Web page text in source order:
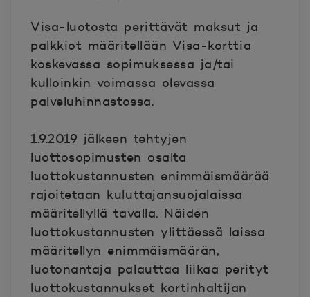
Visa-luotosta perittävät maksut ja
palkkiot määritellään Visa-korttia
koskevassa sopimuksessa ja/tai
kulloinkin voimassa olevassa
palveluhinnastossa.
1.9.2019 jälkeen tehtyjen
luottosopimusten osalta
luottokustannusten enimmäismäärää
rajoitetaan kuluttajansuojalaissa
määritellyllä tavalla. Näiden
luottokustannusten ylittäessä laissa
määritellyn enimmäismäärän,
luotonantaja palauttaa liikaa perityt
luottokustannukset kortinhaltijan